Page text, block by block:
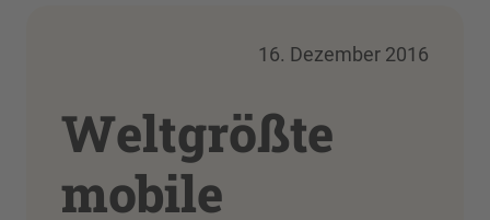
16. Dezember 2016
Weltgrößte
mobile